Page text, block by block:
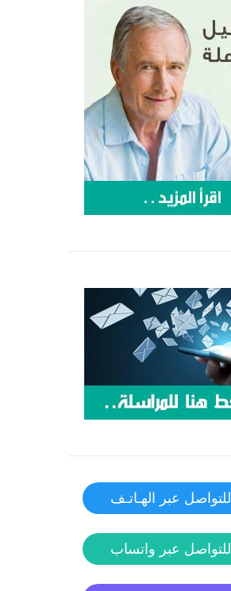
للتواصل عبر الهـاتـف
للتواصل عبر واتساب